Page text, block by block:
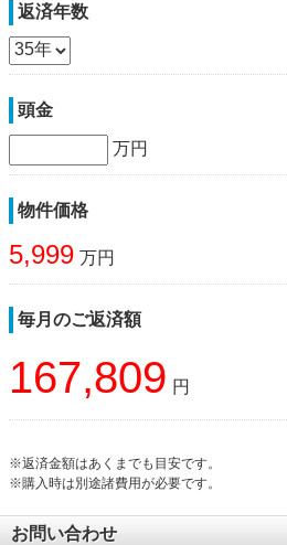
返済年数
頭金
万円
物件価格
5,999 万円
毎月のご返済額
167,809 円
※返済金額はあくまでも目安です。
※購入時は別途諸費用が必要です。
お問い合わせ